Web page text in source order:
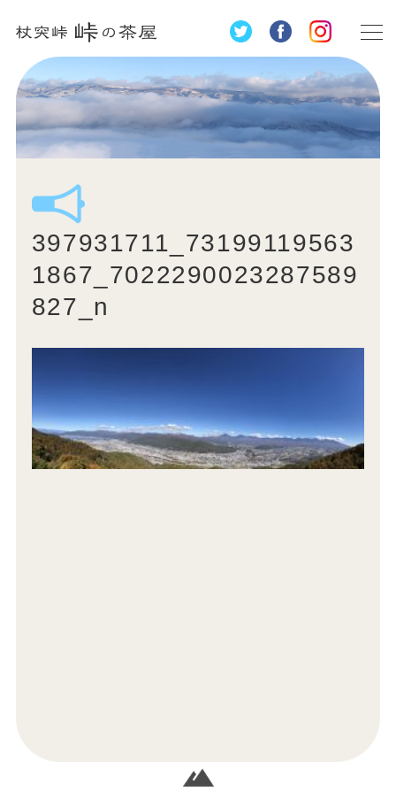
397931711_73199119563
1867_7022290023287589
827_n